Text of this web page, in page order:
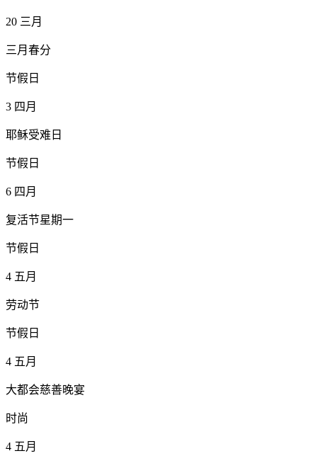
20 三月
三月春分
节假日
3 四月
耶稣受难日
节假日
6 四月
复活节星期一
节假日
4 五月
劳动节
节假日
4 五月
大都会慈善晚宴
时尚
4 五月